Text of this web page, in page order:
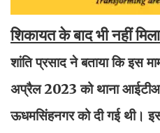
शिकायत के बाद भी नहीं
शांति प्रसाद ने बताया कि इस
अप्रैल 2023 को थाना
ऊधमसिंहनगर को दी गई थी।